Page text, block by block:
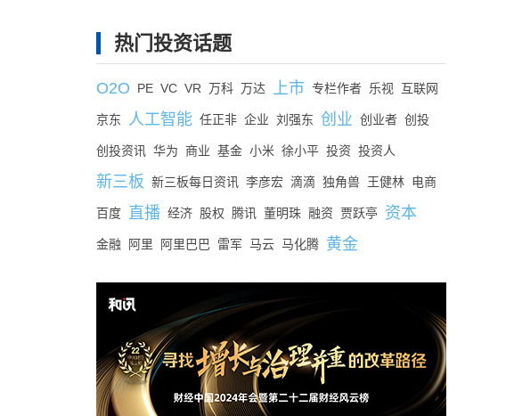
热门投资话题
O2O PE VC VR 万科 万达 上市 专栏作者 乐视 互联网
京东 人工智能 任正非 企业 刘强东 创业 创业者 创投
创投资讯 华为 商业 基金 小米 徐小平 投资 投资人
新三板 新三板每日资讯 李彦宏 滴滴 独角兽 王健林 电商
百度 直播 经济 股权 腾讯 董明珠 融资 贾跃亭 资本
金融 阿里 阿里巴巴 雷军 马云 马化腾 黄金